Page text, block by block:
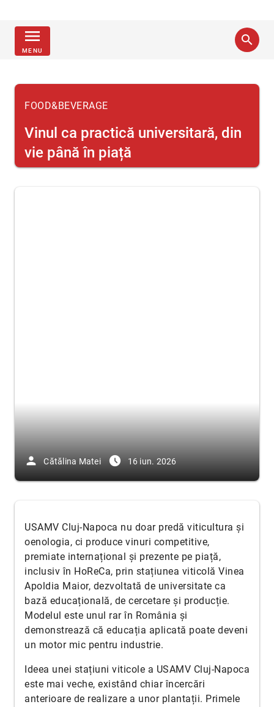
menu
MENU
search
FOOD&BEVERAGE
Vinul ca practică universitară, din
vie până în piață
person Cătălina Matei access_time_filled 16 iun. 2026
USAMV Cluj-Napoca nu doar predă viticultura și
oenologia, ci produce vinuri competitive,
premiate internațional și prezente pe piață,
inclusiv în HoReCa, prin stațiunea viticolă Vinea
Apoldia Maior, dezvoltată de universitate ca
bază educațională, de cercetare și producție.
Modelul este unul rar în România și
demonstrează că educația aplicată poate deveni
un motor mic pentru industrie.
Ideea unei stațiuni viticole a USAMV Cluj-Napoca
este mai veche, existând chiar încercări
anterioare de realizare a unor plantații. Primele